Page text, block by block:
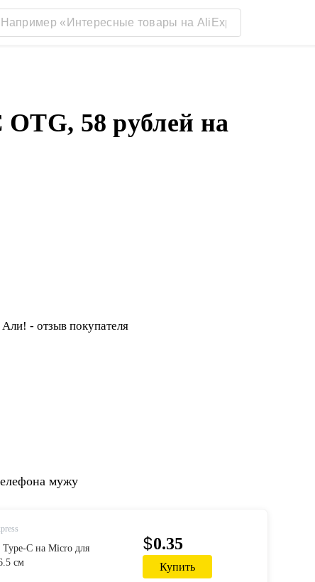
58 рублей на
мужу
C на Micro для
см
$0.35
Купить